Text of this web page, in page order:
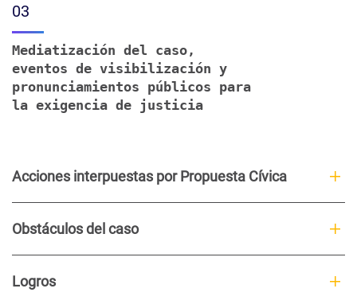
03
Mediatización del caso,
eventos de visibilización y
pronunciamientos públicos para
la exigencia de justicia
Acciones interpuestas por Propuesta Cívica
Obstáculos del caso
Logros